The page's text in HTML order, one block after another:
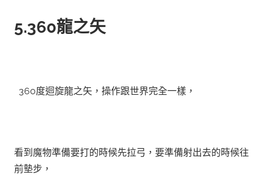
5.360龍之矢
360度迴旋龍之矢，操作跟世界完全一樣，
看到魔物準備要打的時候先拉弓，要準備射出去的時候往
前墊步，